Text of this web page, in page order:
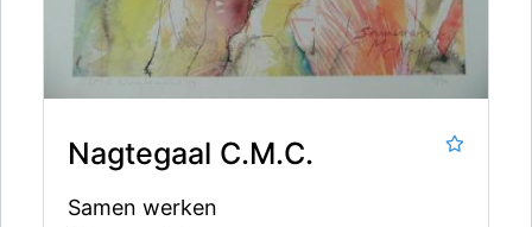
Nagtegaal C.M.C.
Samen werken